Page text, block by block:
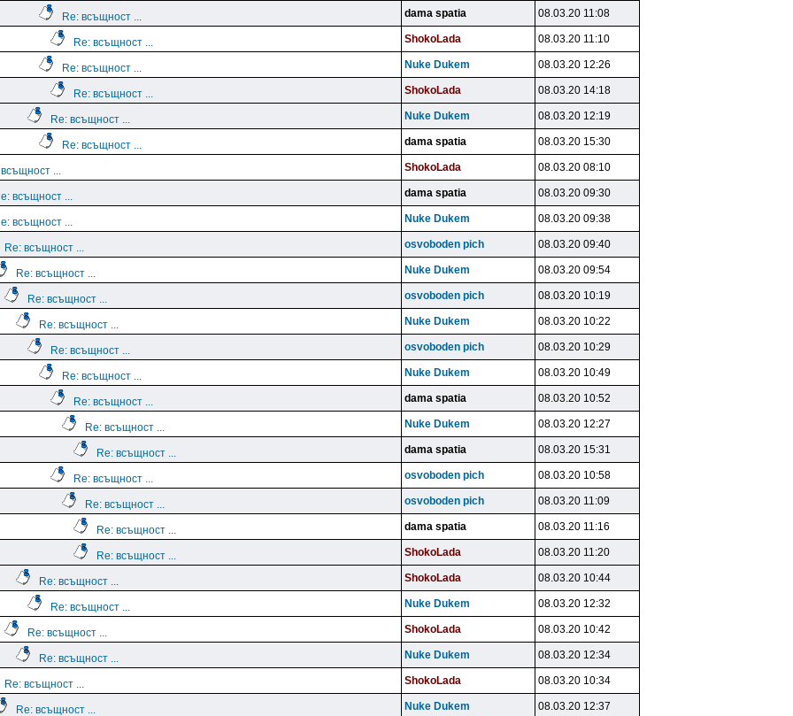
Re: всъщност ... dama spatia 08.03.20 11:08
Re: всъщност ... ShokoLada 08.03.20 11:10
Re: всъщност ... Nuke Dukem 08.03.20 12:26
Re: всъщност ... ShokoLada 08.03.20 14:18
Re: всъщност ... Nuke Dukem 08.03.20 12:19
Re: всъщност ... dama spatia 08.03.20 15:30
... ShokoLada 08.03.20 08:10
всъщност ... dama spatia 08.03.20 09:30
всъщност ... Nuke Dukem 08.03.20 09:38
Re: всъщност ... osvoboden pich 08.03.20 09:40
Re: всъщност ... Nuke Dukem 08.03.20 09:54
Re: всъщност ... osvoboden pich 08.03.20 10:19
Re: всъщност ... Nuke Dukem 08.03.20 10:22
Re: всъщност ... osvoboden pich 08.03.20 10:29
Re: всъщност ... Nuke Dukem 08.03.20 10:49
Re: всъщност ... dama spatia 08.03.20 10:52
Re: всъщност ... Nuke Dukem 08.03.20 12:27
Re: всъщност ... dama spatia 08.03.20 15:31
Re: всъщност ... osvoboden pich 08.03.20 10:58
Re: всъщност ... osvoboden pich 08.03.20 11:09
Re: всъщност ... dama spatia 08.03.20 11:16
Re: всъщност ... ShokoLada 08.03.20 11:20
Re: всъщност ... ShokoLada 08.03.20 10:44
Re: всъщност ... Nuke Dukem 08.03.20 12:32
Re: всъщност ... ShokoLada 08.03.20 10:42
Re: всъщност ... Nuke Dukem 08.03.20 12:34
Re: всъщност ... ShokoLada 08.03.20 10:34
Re: всъщност ... Nuke Dukem 08.03.20 12:37